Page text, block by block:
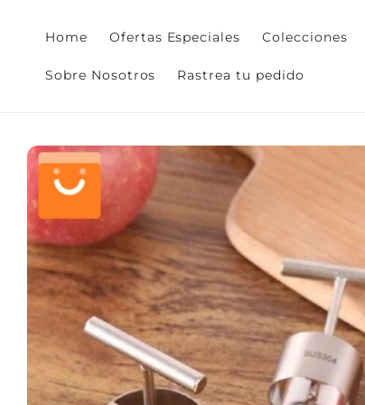
contenido
Home Ofertas Especiales Colecciones
Sobre Nosotros Rastrea tu pedido
directamente
a la
información
del producto